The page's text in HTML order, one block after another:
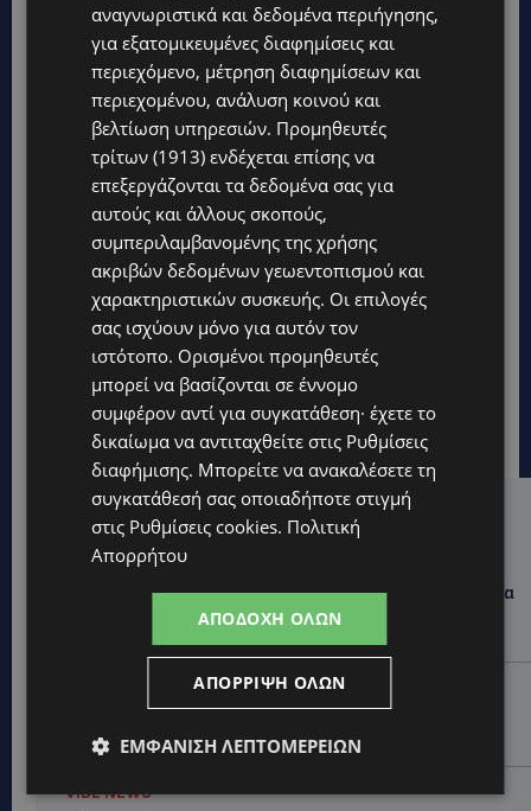
Hot this week
UPDATES
ΛΕΩΦΟΡΟΣ ΤΣΕΡΙΟΥ: Άνοιξε ο δρόμος, αλλά άρχισαν τα
παράπονα των πολιτών – «Έγινε σωστά ο
Rodoni
VIBE NEWS
αναγνωριστικά και δεδομένα περιήγησης,
για εξατομικευμένες διαφημίσεις και
περιεχόμενο, μέτρηση διαφημίσεων και
περιεχομένου, ανάλυση κοινού και
βελτίωση υπηρεσιών. Προμηθευτές
τρίτων (1913) ενδέχεται επίσης να
επεξεργάζονται τα δεδομένα σας για
αυτούς και άλλους σκοπούς,
συμπεριλαμβανομένης της χρήσης
ακριβών δεδομένων γεωεντοπισμού και
χαρακτηριστικών συσκευής. Οι επιλογές
σας ισχύουν μόνο για αυτόν τον
ιστότοπο. Ορισμένοι προμηθευτές
μπορεί να βασίζονται σε έννομο
συμφέρον αντί για συγκατάθεση· έχετε το
δικαίωμα να αντιταχθείτε στις Ρυθμίσεις
διαφήμισης. Μπορείτε να ανακαλέσετε τη
συγκατάθεσή σας οποιαδήποτε στιγμή
στις Ρυθμίσεις cookies. Πολιτική
Απορρήτου
ΑΠΟΔΟΧΉ ΌΛΩΝ
ΑΠΌΡΡΙΨΗ ΌΛΩΝ
ΕΜΦΆΝΙΣΗ ΛΕΠΤΟΜΕΡΕΙΏΝ